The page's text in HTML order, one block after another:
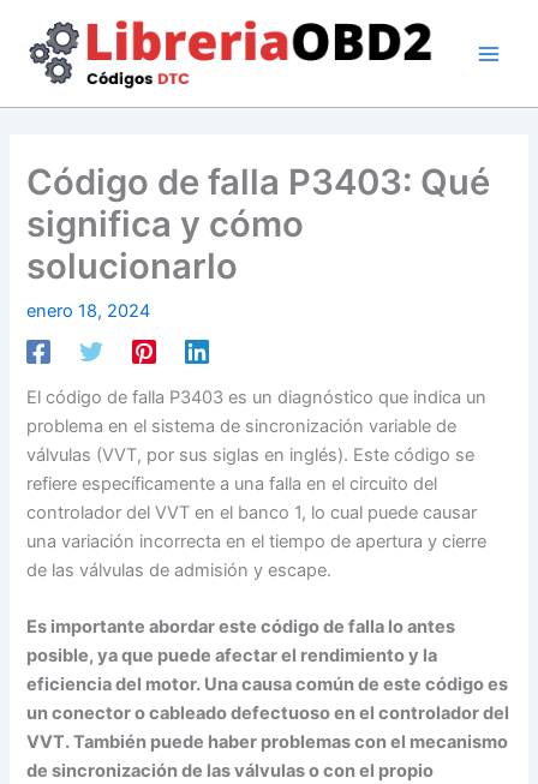
contenido
Código de falla P3403: Qué
significa y cómo
solucionarlo
enero 18, 2024
El código de falla P3403 es un diagnóstico que indica un
problema en el sistema de sincronización variable de
válvulas (VVT, por sus siglas en inglés). Este código se
refiere específicamente a una falla en el circuito del
controlador del VVT en el banco 1, lo cual puede causar
una variación incorrecta en el tiempo de apertura y cierre
de las válvulas de admisión y escape.
Es importante abordar este código de falla lo antes
posible, ya que puede afectar el rendimiento y la
eficiencia del motor. Una causa común de este código es
un conector o cableado defectuoso en el controlador del
VVT. También puede haber problemas con el mecanismo
de sincronización de las válvulas o con el propio